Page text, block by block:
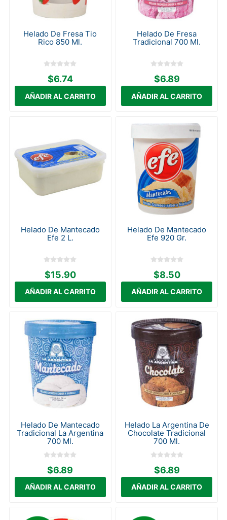
Helado De Fresa Tio
Rico 850 Ml.
$6.74
Helado De Fresa
Tradicional 700 Ml.
$6.89
Helado De Mantecado
Efe 2 L.
$15.90
Helado De Mantecado
Efe 920 Gr.
$8.50
Helado De Mantecado
Tradicional La Argentina
700 Ml.
$6.89
Helado La Argentina De
Chocolate Tradicional
700 Ml.
$6.89